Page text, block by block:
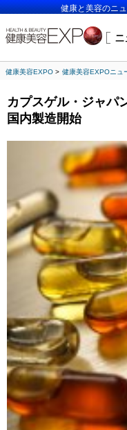
健康と美容のニ
健康美容EXPO 健康美容EXPOニュ
カプスゲル・ジャパ
国内製造開始